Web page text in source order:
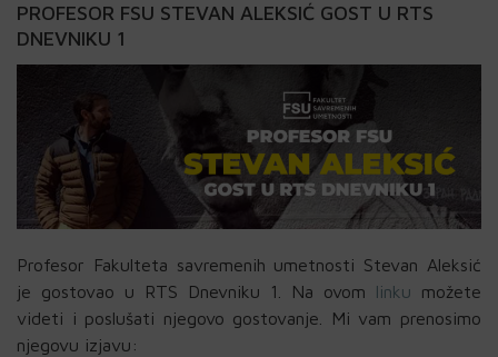
PROFESOR FSU STEVAN ALEKSIĆ GOST U RTS
DNEVNIKU 1
Profesor Fakulteta savremenih umetnosti Stevan Aleksić
je gostovao u RTS Dnevniku 1. Na ovom linku možete
videti i poslušati njegovo gostovanje. Mi vam prenosimo
njegovu izjavu: